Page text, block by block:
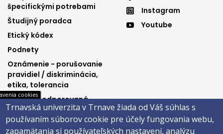
menu
3
špecifickými potrebami
Študijný poradca
Etický kódex
Podnety
Oznámenie - porušovanie
pravidiel / diskriminácia,
etika, tolerancia
Výučba podporovaná
Ministerstvom
spravodlivosti SR
menu
Instagram
Youtube
cookies
Trnavská univerzita v Trnave žiada od Váš súhlas s
používaním súborov cookie pre účely fungovania webu,
zapamätania si používateľských nastavení, analýzu